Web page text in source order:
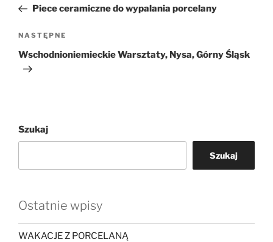
wpisPiece ceramiczne do wypalania porcelany
Następny
wpis
NASTĘPNE
Wschodnioniemieckie Warsztaty, Nysa, Górny Śląsk
Szukaj
Szukaj
Ostatnie wpisy
WAKACJE Z PORCELANĄ